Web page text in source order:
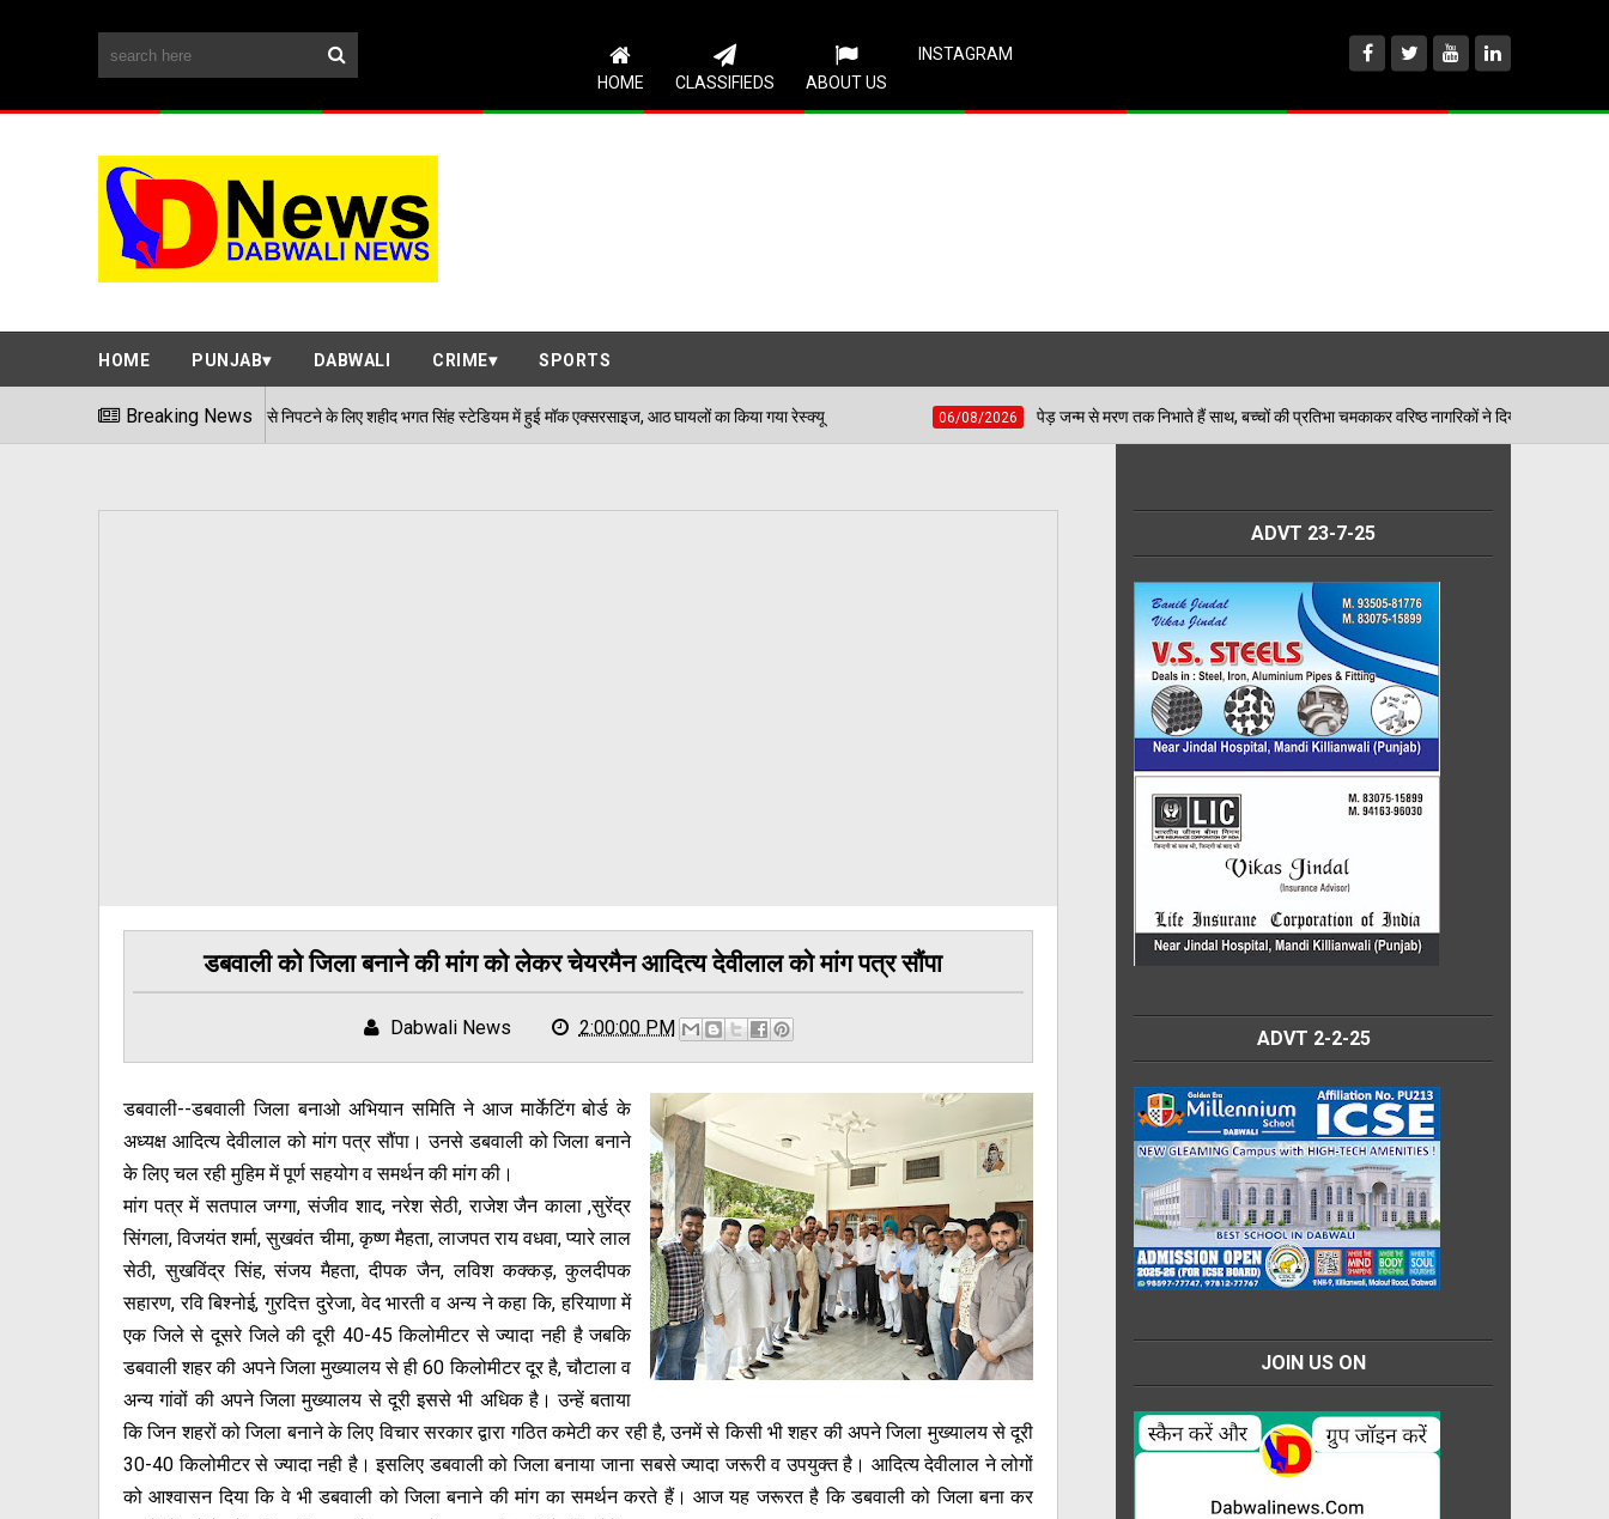
HOME CLASSIFIEDS ABOUT US
INSTAGRAM
HOME PUNJAB DABWALI CRIME SPORTS
Breaking News
हवाई हमले जैसी स्थिति से निपटने के लिए शहीद भगत सिंह स्टेडियम में हुई मॉक एक्सरसाइज, आठ घायलों का किया गया रेस्क्यू 06/08/2026 पेड़ जन्म से मरण तक निभाते हैं साथ, बच्चों की प्रतिभा चमकाकर वरिष्ठ नागरिकों ने दिया पर्यावरण संरक्षण का संदेश
डबवाली को जिला बनाने की मांग को लेकर चेयरमैन आदित्य देवीलाल को मांग पत्र सौंपा
Dabwali News 2:00:00 PM
डबवाली--डबवाली जिला बनाओ अभियान समिति ने आज मार्केटिंग बोर्ड के
अध्यक्ष आदित्य देवीलाल को मांग पत्र सौंपा। उनसे डबवाली को जिला बनाने
के लिए चल रही मुहिम में पूर्ण सहयोग व समर्थन की मांग की।
मांग पत्र में सतपाल जग्गा, संजीव शाद, नरेश सेठी, राजेश जैन काला ,सुरेंद्र
सिंगला, विजयंत शर्मा, सुखवंत चीमा, कृष्ण मैहता, लाजपत राय वधवा, प्यारे लाल
सेठी, सुखविंद्र सिंह, संजय मैहता, दीपक जैन, लविश कक्कड़, कुलदीपक
सहारण, रवि बिश्नोई, गुरदित्त दुरेजा, वेद भारती व अन्य ने कहा कि, हरियाणा में
एक जिले से दूसरे जिले की दूरी 40-45 किलोमीटर से ज्यादा नही है जबकि
डबवाली शहर की अपने जिला मुख्यालय से ही 60 किलोमीटर दूर है, चौटाला व
अन्य गांवों की अपने जिला मुख्यालय से दूरी इससे भी अधिक है। उन्हें बताया
कि जिन शहरों को जिला बनाने के लिए विचार सरकार द्वारा गठित कमेटी कर रही है, उनमें से किसी भी शहर की अपने जिला मुख्यालय से दूरी
30-40 किलोमीटर से ज्यादा नही है। इसलिए डबवाली को जिला बनाया जाना सबसे ज्यादा जरूरी व उपयुक्त है। आदित्य देवीलाल ने लोगों
को आश्वासन दिया कि वे भी डबवाली को जिला बनाने की मांग का समर्थन करते हैं। आज यह जरूरत है कि डबवाली को जिला बना कर
ADVT 23-7-25
ADVT 2-2-25
JOIN US ON